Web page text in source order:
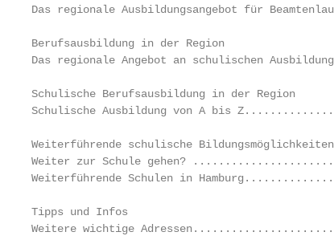
Das regionale Ausbildungsangebot
Berufsausbildung in der Region
Das regionale Angebot an
Schulische Berufsausbildung in der Region
Schulische Ausbildung von A
Weiterführende schulische Bildungsmöglichkeiten
Weiter zur Schule gehen?
Weiterführende Schulen in
Tipps und Infos
Weitere wichtige